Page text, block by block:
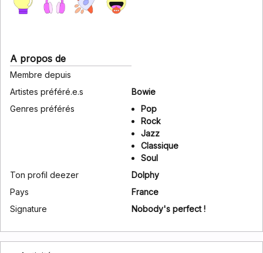
A propos de
Membre depuis
Artistes préféré.e.s
Bowie
Genres préférés
Pop
Rock
Jazz
Classique
Soul
Ton profil deezer
Dolphy
Pays
France
Signature
Nobody's perfect !